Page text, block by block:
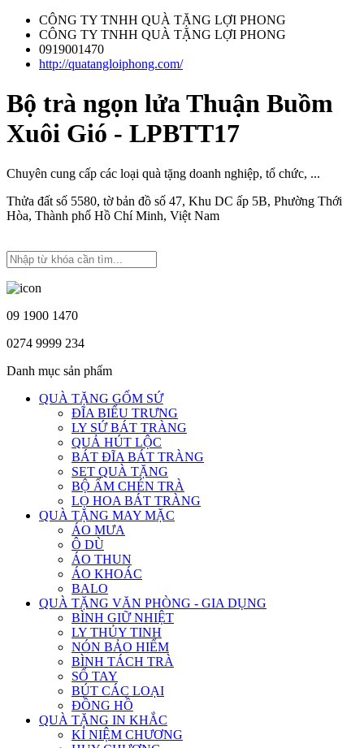
CÔNG TY TNHH QUÀ TẶNG LỢI PHONG
CÔNG TY TNHH QUÀ TẶNG LỢI PHONG
0919001470
http://quatangloiphong.com/
Bộ trà ngọn lửa Thuận Buồm
Xuôi Gió - LPBTT17
Chuyên cung cấp các loại quà tặng doanh nghiệp, tổ chức, ...
Thửa đất số 5580, tờ bản đồ số 47, Khu DC ấp 5B, Phường Thới
Hòa, Thành phố Hồ Chí Minh, Việt Nam
09 1900 1470
0274 9999 234
Danh mục sản phẩm
QUÀ TẶNG GỐM SỨ
ĐĨA BIỂU TRƯNG
LY SỨ BÁT TRÀNG
QUẢ HÚT LỘC
BÁT ĐĨA BÁT TRÀNG
SET QUÀ TẶNG
BỘ ẤM CHÉN TRÀ
LỌ HOA BÁT TRÀNG
QUÀ TẶNG MAY MẶC
ÁO MƯA
Ô DÙ
ÁO THUN
ÁO KHOÁC
BALO
QUÀ TẶNG VĂN PHÒNG - GIA DỤNG
BÌNH GIỮ NHIỆT
LY THỦY TINH
NÓN BẢO HIỂM
BÌNH TÁCH TRÀ
SỔ TAY
BÚT CÁC LOẠI
ĐỒNG HỒ
QUÀ TẶNG IN KHẮC
KỈ NIỆM CHƯƠNG